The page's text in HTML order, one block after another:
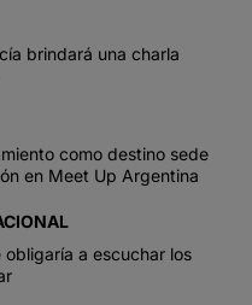
brindará una charla
como destino sede
en Meet Up Argentina
a escuchar los